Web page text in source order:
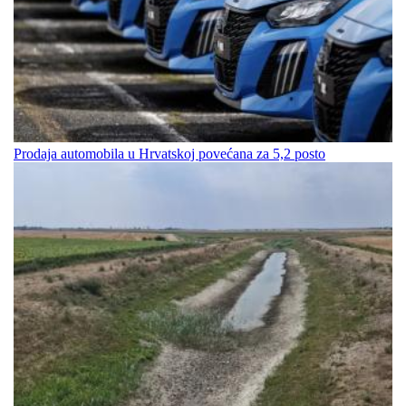
Prodaja automobila u Hrvatskoj povećana za 5,2 posto